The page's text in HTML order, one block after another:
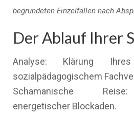
begründeten Einzelfällen nach
Der Ablauf Ihrer
Analyse: Klärung
sozialpädagogischem
Schamanische
energetischer Blockaden.